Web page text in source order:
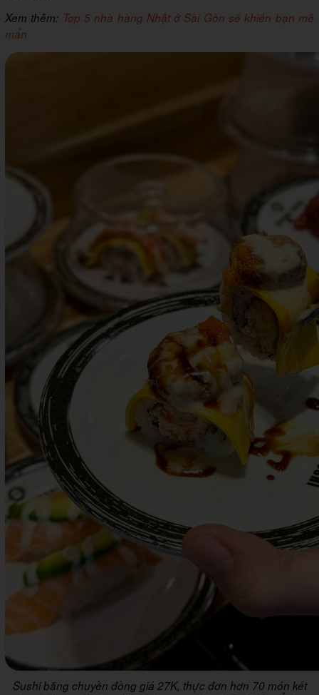
Xem thêm: Top 5 nhà hàng Nhật ở Sài Gòn sẽ khiến bạn mê
mẩn
Sushi băng chuyền đồng giá 27K, thực đơn hơn 70 món kết